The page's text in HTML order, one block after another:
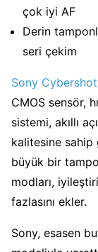
çok iyi AF
Derin
seri çekim
Sony
CMOS sensör,
sistemi, akıllı
kalitesine sahip
büyük bir
modları,
fazlasını ekler.
Sony, esasen bu